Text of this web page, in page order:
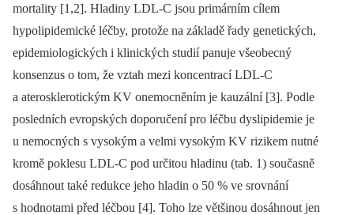
mortality [1,2]. Hladiny LDL-C jsou primárním cílem
hypolipidemické léčby, protože na základě řady genetických,
epidemiologických i klinických studií panuje všeobecný
konsenzus o tom, že vztah mezi koncentrací LDL-C
a aterosklerotickým KV onemocněním je kauzální [3]. Podle
posledních evropských doporučení pro léčbu dyslipidemie je
u nemocných s vysokým a velmi vysokým KV rizikem nutné
kromě poklesu LDL-C pod určitou hladinu (tab. 1) současně
dosáhnout také redukce jeho hladin o 50 % ve srovnání
s hodnotami před léčbou [4]. Toho lze většinou dosáhnout jen